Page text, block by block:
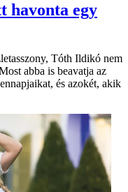
havonta egy
Tóth Ildikó nem
abba is beavatja az
és azokét, akik